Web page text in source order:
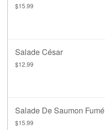
$15.99
Salade César
$12.99
Salade De Saumon Fumé
$15.99